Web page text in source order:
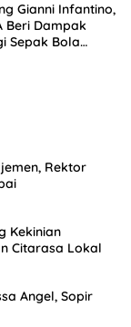
Gianni Infantino,
Beri Dampak
Sepak Bola
Rektor
Kekinian
Citarasa Lokal
Angel, Sopir